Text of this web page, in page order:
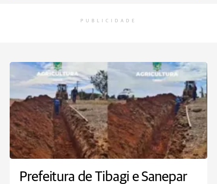
PUBLICIDADE
Prefeitura de Tibagi e Sanepar